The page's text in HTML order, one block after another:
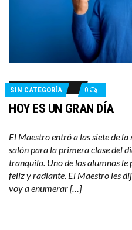
SIN CATEGORÍA 0
HOY ES UN GRAN DÍA
El Maestro entró a las siete de
salón para la primera clase del
tranquilo. Uno de los alumnos le
feliz y radiante. El Maestro les
voy a enumerar […]